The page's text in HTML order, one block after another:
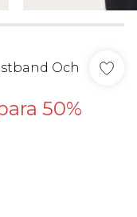
Och
50%